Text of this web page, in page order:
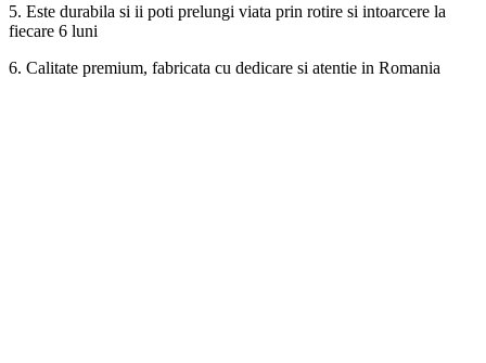
5. Este durabila si ii poti prelungi viata prin rotire si intoarcere la
fiecare 6 luni
6. Calitate premium, fabricata cu dedicare si atentie in Romania